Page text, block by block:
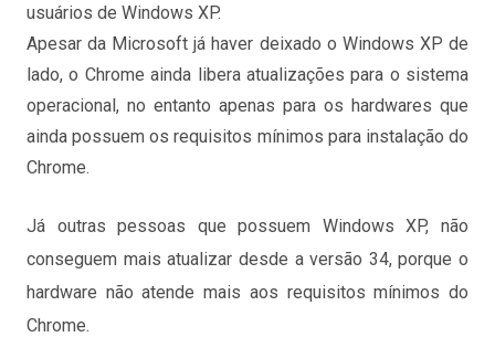
usuários de Windows XP.
Apesar da Microsoft já haver deixado o Windows XP de
lado, o Chrome ainda libera atualizações para o sistema
operacional, no entanto apenas para os hardwares que
ainda possuem os requisitos mínimos para instalação do
Chrome.
Já outras pessoas que possuem Windows XP, não
conseguem mais atualizar desde a versão 34, porque o
hardware não atende mais aos requisitos mínimos do
Chrome.